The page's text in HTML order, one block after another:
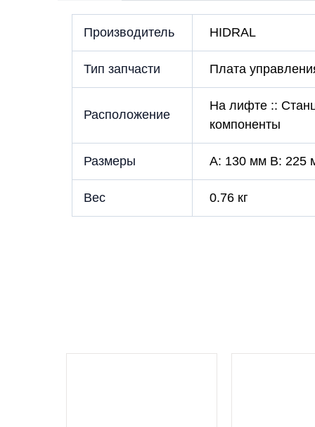
Производитель HIDRAL
Тип запчасти Плата
Расположение
На лифте ::
компоненты
Размеры A: 130 мм B: 225
Вес 0.76 кг